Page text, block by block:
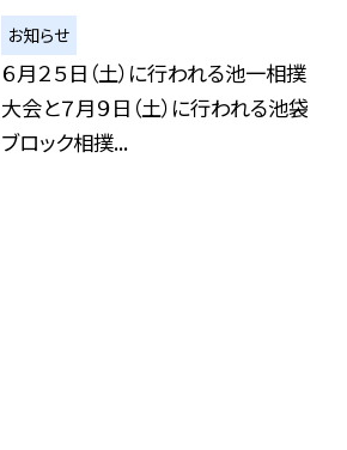
お知らせ
６月２５日（土）に行われる池一相撲
大会と７月９日（土）に行われる池袋
ブロック相撲...